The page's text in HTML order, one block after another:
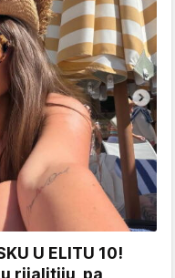
U ELITU 10!
rijalitiju, pa